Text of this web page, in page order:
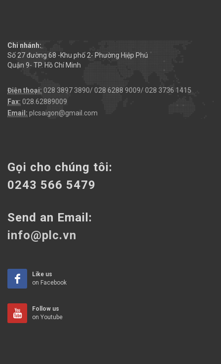
Chi nhánh:
Số 27 đường 68 -Khu phố 2- Phường Hiệp Phú
Quận 9- TP. Hồ Chí Minh
Điện thoại: 028 3897 3890/ 028 6288 9009/ 028 3736 1415
Fax: 028.62889009
Email: plcsaigon@gmail.com
Gọi cho chúng tôi:
0243 566 5479
Send an Email:
info@plc.vn
Like us
on Facebook
Follow us
on Youtube